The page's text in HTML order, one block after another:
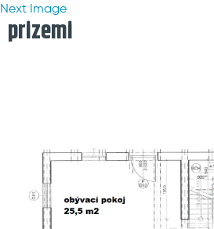
Next Image
prizemi